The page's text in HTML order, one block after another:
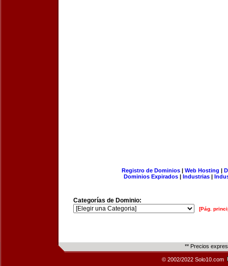
Registro de Dominios| Web Hosting |
Dominios Expirados | Industrias |
Categorías de Dominio:
[Pág.
** Precios
© 2002/2022 Solo10.com